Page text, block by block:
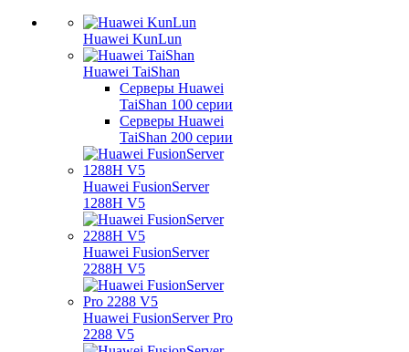
Huawei KunLun
Huawei TaiShan
Серверы Huawei
TaiShan 100 серии
Серверы Huawei
TaiShan 200 серии
Huawei FusionServer
1288H V5
Huawei FusionServer
2288H V5
Huawei FusionServer Pro
2288 V5